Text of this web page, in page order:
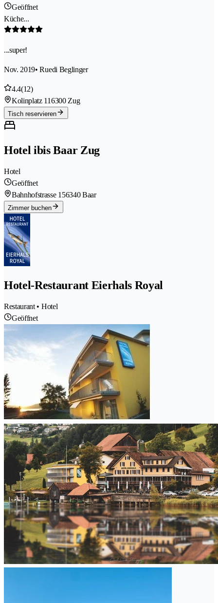
Geöffnet
Küche...
...super!
Nov. 2019• Ruedi Beglinger
4.4(12)
Kolinplatz 116300 Zug
Tisch reservieren
Hotel ibis Baar Zug
Hotel
Geöffnet
Bahnhofstrasse 156340 Baar
Zimmer buchen
Hotel-Restaurant Eierhals Royal
Restaurant • Hotel
Geöffnet